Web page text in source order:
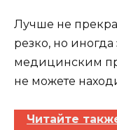
Лучше не
резко, но
медицинским
не можете
Читайте